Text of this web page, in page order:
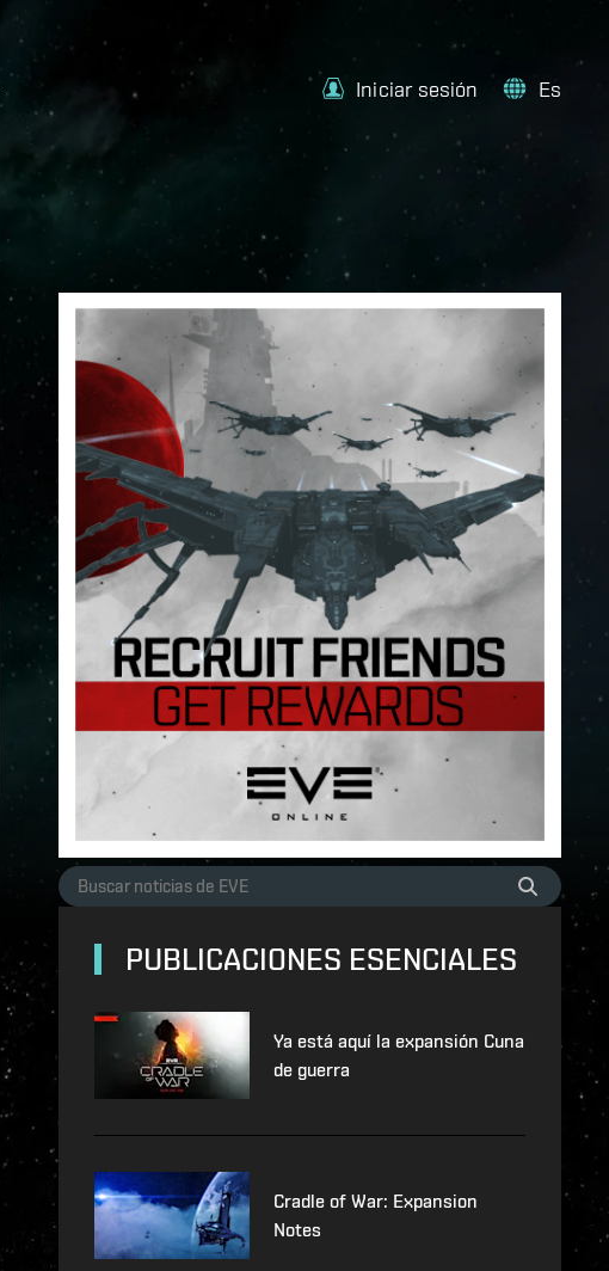
Iniciar sesión Es
PUBLICACIONES ESENCIALES
Ya está aquí la expansión Cuna
de guerra
Cradle of War: Expansion
Notes